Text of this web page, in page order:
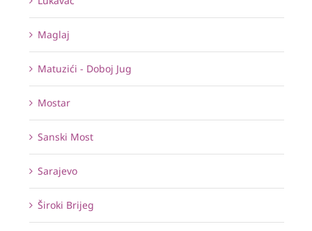
Maglaj
Matuzići - Doboj Jug
Mostar
Sanski Most
Sarajevo
Široki Brijeg